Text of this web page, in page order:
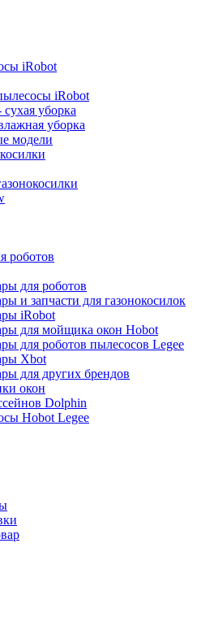
iRobot
iRobot
уборка
уборка
модели
роботов
для роботов
и запчасти для газонокосилок
iRobot
для мойщика окон Hobot
для роботов пылесосов Legee
Xbot
для других брендов
окон
Dolphin
Hobot Legee